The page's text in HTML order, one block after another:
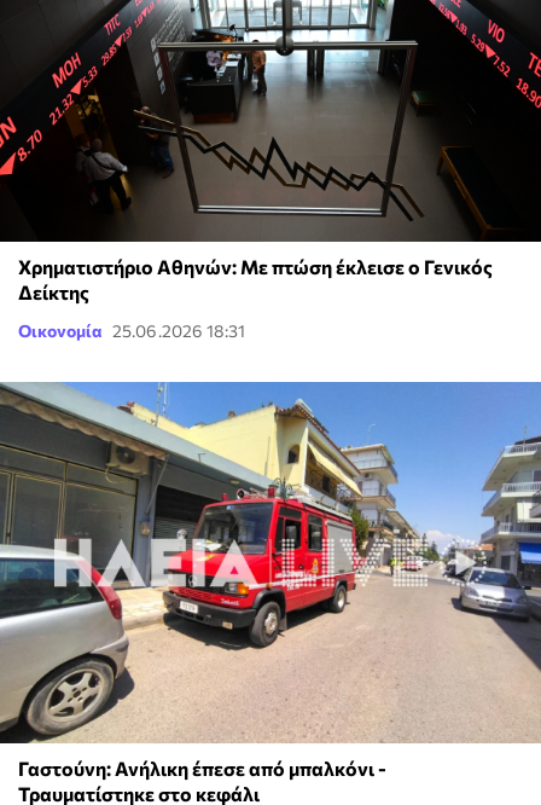
Χρηματιστήριο Αθηνών: Με πτώση έκλεισε ο Γενικός
Δείκτης
Οικονομία 25.06.2026 18:31
Γαστούνη: Ανήλικη έπεσε από μπαλκόνι -
Τραυματίστηκε στο κεφάλι